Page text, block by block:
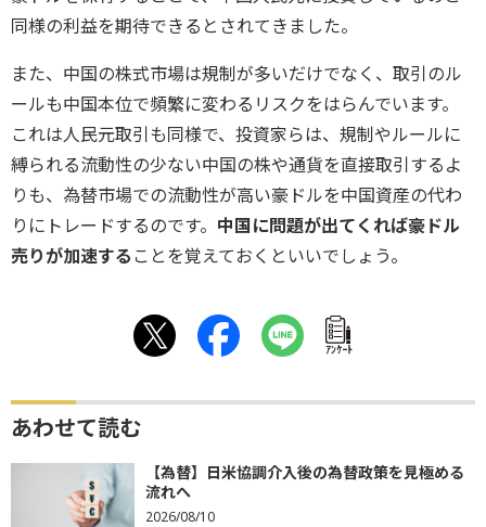
同様の利益を期待できるとされてきました。
また、中国の株式市場は規制が多いだけでなく、取引のル
ールも中国本位で頻繁に変わるリスクをはらんでいます。
これは人民元取引も同様で、投資家らは、規制やルールに
縛られる流動性の少ない中国の株や通貨を直接取引するよ
りも、為替市場での流動性が高い豪ドルを中国資産の代わ
りにトレードするのです。 中国に問題が出てくれば豪ドル
売りが加速する ことを覚えておくといいでしょう。
ｱﾝｹｰﾄ
あわせて読む
【為替】日米協調介入後の為替政策を見極める
流れへ
2026/08/10